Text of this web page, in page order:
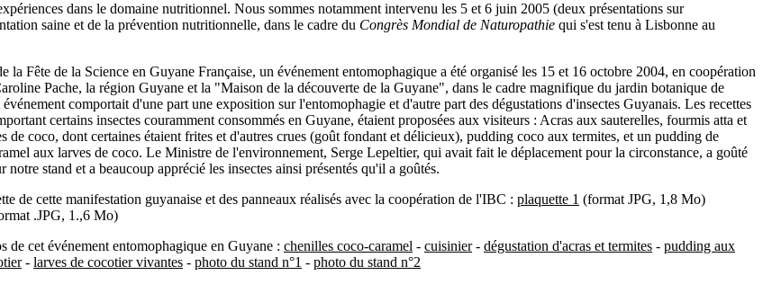
dans le domaine nutritionnel. Nous sommes notamment intervenu les 5 et 6 juin 2005 (deux présentations sur
saine et de la prévention nutritionnelle, dans le cadre du Congrès Mondial de Naturopathie qui s'est tenu à Lisbonne au
la Fête de la Science en Guyane Française, un événement entomophagique a été organisé les 15 et 16 octobre 2004, en coopération
Pache, la région Guyane et la "Maison de la découverte de la Guyane", dans le cadre magnifique du jardin botanique de
comportait d'une part une exposition sur l'entomophagie et d'autre part des dégustations d'insectes Guyanais. Les recettes
certains insectes couramment consommés en Guyane, étaient proposées aux visiteurs : Acras aux sauterelles, fourmis atta et
de coco, dont certaines étaient frites et d'autres crues (goût fondant et délicieux), pudding coco aux termites, et un pudding de
aux larves de coco. Le Ministre de l'environnement, Serge Lepeltier, qui avait fait le déplacement pour la circonstance, a goûté
notre stand et a beaucoup apprécié les insectes ainsi présentés qu'il a goûtés.
de cette manifestation guyanaise et des panneaux réalisés avec la coopération de l'IBC : plaquette 1 (format JPG, 1,8 Mo)
.JPG, 1.,6 Mo)
de cet événement entomophagique en Guyane : chenilles coco-caramel - cuisinier- dégustation d'acras et termites - pudding aux
- larves de cocotier vivantes - photo du stand n°1 - photo du stand n°2